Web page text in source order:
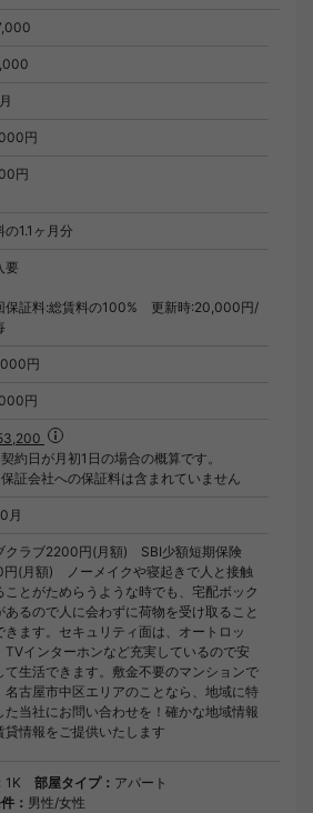
円
円
の1.1ヶ月分
要
保証料:総賃料の100% 更新時:20,000円/
円
円
約日が月初1日の場合の概算です。
証会社への保証料は含まれていません
月
クラブ2200円(月額) SBI少額短期保険
円(月額) ノーメイクや寝起きで人と接触
ことがためらうような時でも、宅配ボック
あるので人に会わずに荷物を受け取ること
きます。セキュリティ面は、オートロッ
TVインターホンなど充実しているので安
て生活できます。敷金不要のマンションで
名古屋市中区エリアのことなら、地域に特
た当社にお問い合わせを！確かな地域情報
貸情報をご提供いたします
1K 部屋タイプ： アパート
： 男性/女性